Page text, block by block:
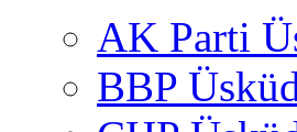
AK Parti
BBP